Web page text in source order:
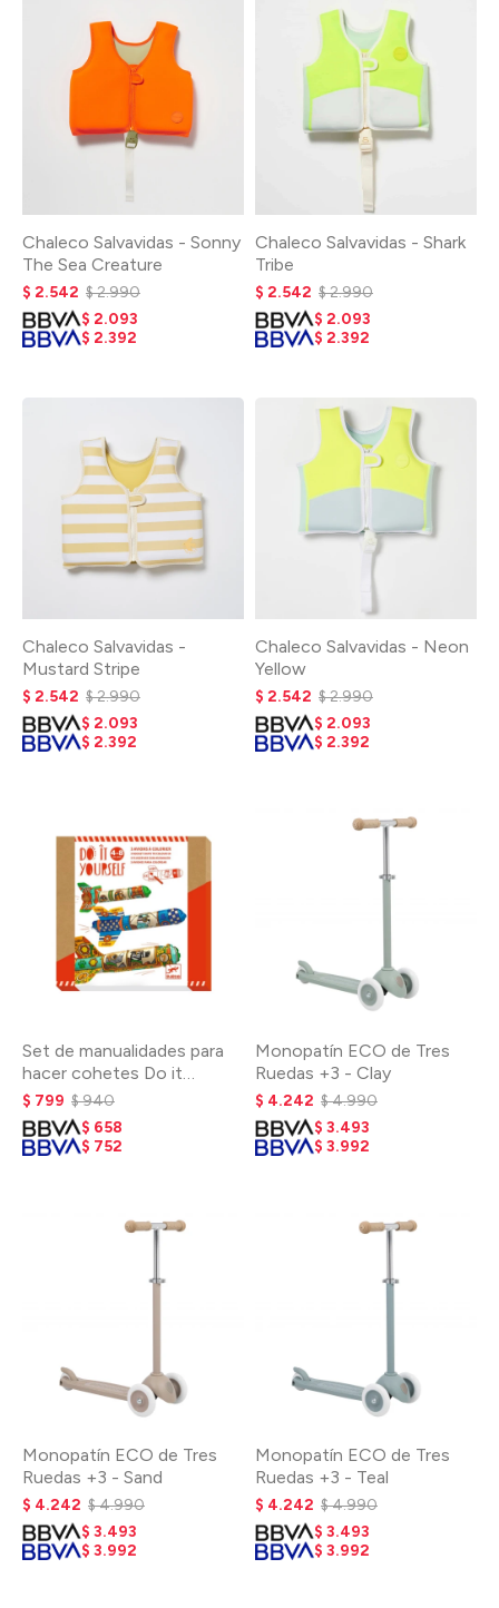
Chaleco Salvavidas - Sonny
The Sea Creature
$ 2.542 $2.990
$ 2.093
$ 2.392
Chaleco Salvavidas - Shark
Tribe
$ 2.542 $2.990
$ 2.093
$ 2.392
Chaleco Salvavidas -
Mustard Stripe
$ 2.542 $2.990
$ 2.093
$ 2.392
Chaleco Salvavidas - Neon
Yellow
$ 2.542 $2.990
$ 2.093
$ 2.392
Set de manualidades para
hacer cohetes Do it
yourself
$ 799 $940
$ 658
$ 752
Monopatín ECO de Tres
Ruedas +3 - Clay
$ 4.242 $4.990
$ 3.493
$ 3.992
Monopatín ECO de Tres
Ruedas +3 - Sand
$ 4.242 $4.990
$ 3.493
$ 3.992
Monopatín ECO de Tres
Ruedas +3 - Teal
$ 4.242 $4.990
$ 3.493
$ 3.992